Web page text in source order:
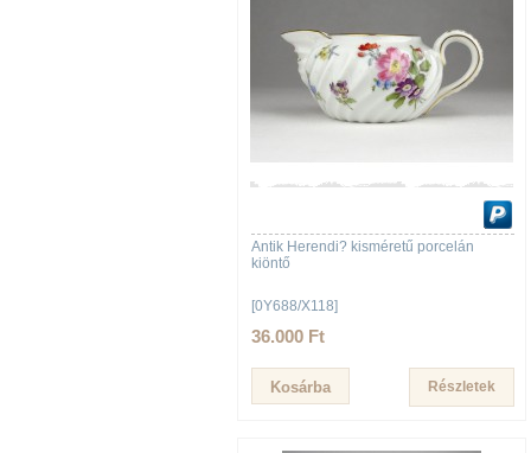
Antik Herendi? kisméretű porcelán
kiöntő
[0Y688/X118]
36.000 Ft
Részletek